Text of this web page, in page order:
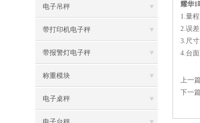
电子吊秤
带打印机电子秤
带报警灯电子秤
称重模块
电子桌秤
耀华1
1.量
2.误
3.尺
4.台
上一篇
下一篇